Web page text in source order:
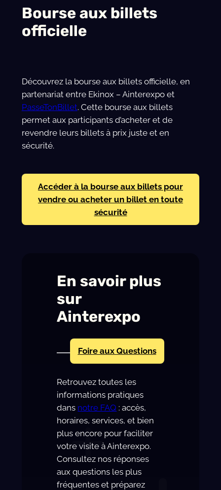
Bourse aux billets
officielle
Découvrez la bourse aux billets officielle, en
partenariat entre Ekinox – Ainterexpo et
PasseTonBillet. Cette bourse aux billets
permet aux participants d’acheter et de
revendre leurs billets à prix juste et en
sécurité.
Accéder à la bourse aux billets pour
vendre ou acheter un billet en toute
sécurité
En savoir plus
sur
Ainterexpo
Foire aux Questions
Retrouvez toutes les
informations pratiques
dans notre FAQ : accès,
horaires, services, et bien
plus encore pour faciliter
votre visite à Ainterexpo.
Consultez nos réponses
aux questions les plus
fréquentes et préparez